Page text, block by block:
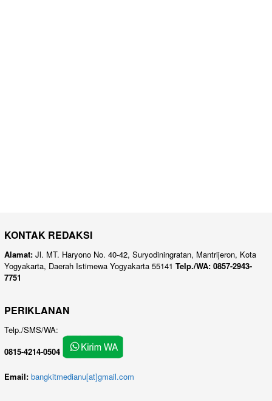
KONTAK REDAKSI
Alamat: Jl. MT. Haryono No. 40-42, Suryodiningratan, Mantrijeron, Kota
Yogyakarta, Daerah Istimewa Yogyakarta 55141 Telp./WA: 0857-2943-
7751
PERIKLANAN
Telp./SMS/WA:
0815-4214-0504
Email: bangkitmedianu[at]gmail.com